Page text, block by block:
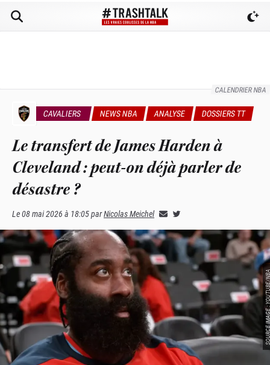
CALENDRIER NBA
CAVALIERS NEWS NBA ANALYSE DOSSIERS TT
Le transfert de James Harden à
Cleveland : peut-on déjà parler de
désastre ?
Le08 mai 2026 à 18:05parNicolas Meichel
SOURCE